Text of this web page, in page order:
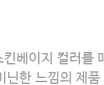
베이지 컬러를
닌한 느낌의 제품